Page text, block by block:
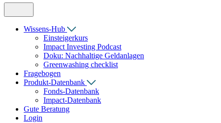
Wissens-Hub
Einsteigerkurs
Impact Investing Podcast
Doku: Nachhaltige Geldanlagen
Greenwashing checklist
Fragebogen
Produkt-Datenbank
Fonds-Datenbank
Impact-Datenbank
Gute Beratung
Login